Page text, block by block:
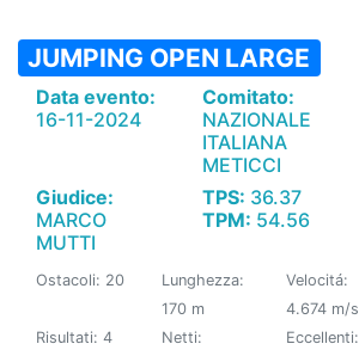
JUMPING OPEN LARGE
Data evento:
16-11-2024
Comitato:
NAZIONALE
ITALIANA
METICCI
Giudice:
MARCO
MUTTI
TPS: 36.37
TPM: 54.56
Ostacoli: 20
Lunghezza:
170 m
Velocitá:
4.674 m/s
Risultati: 4
Netti:
Eccellenti: